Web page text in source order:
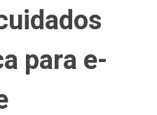
para e-